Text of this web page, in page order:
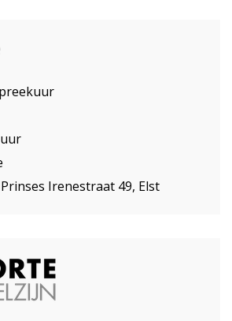
Irenestraat 49, Elst